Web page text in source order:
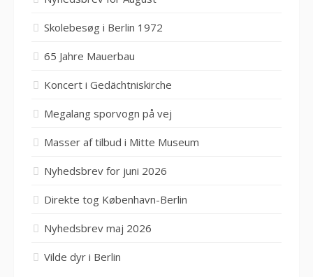
Skolebesøg i Berlin 1972
65 Jahre Mauerbau
Koncert i Gedächtniskirche
Megalang sporvogn på vej
Masser af tilbud i Mitte Museum
Nyhedsbrev for juni 2026
Direkte tog København-Berlin
Nyhedsbrev maj 2026
Vilde dyr i Berlin